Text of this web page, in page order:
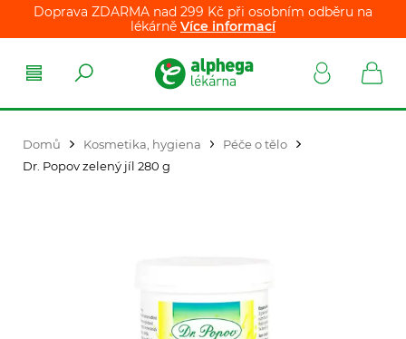
Doprava ZDARMA nad 299 Kč při osobním odběru na
lékárně Více informací
Domů Kosmetika, hygiena
Péče o tělo
Dr. Popov zelený jíl 280 g